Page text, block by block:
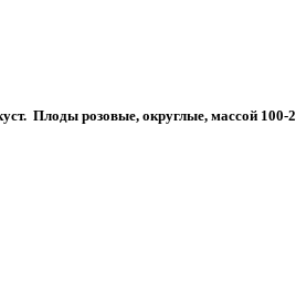
Плоды розовые, округлые, массой